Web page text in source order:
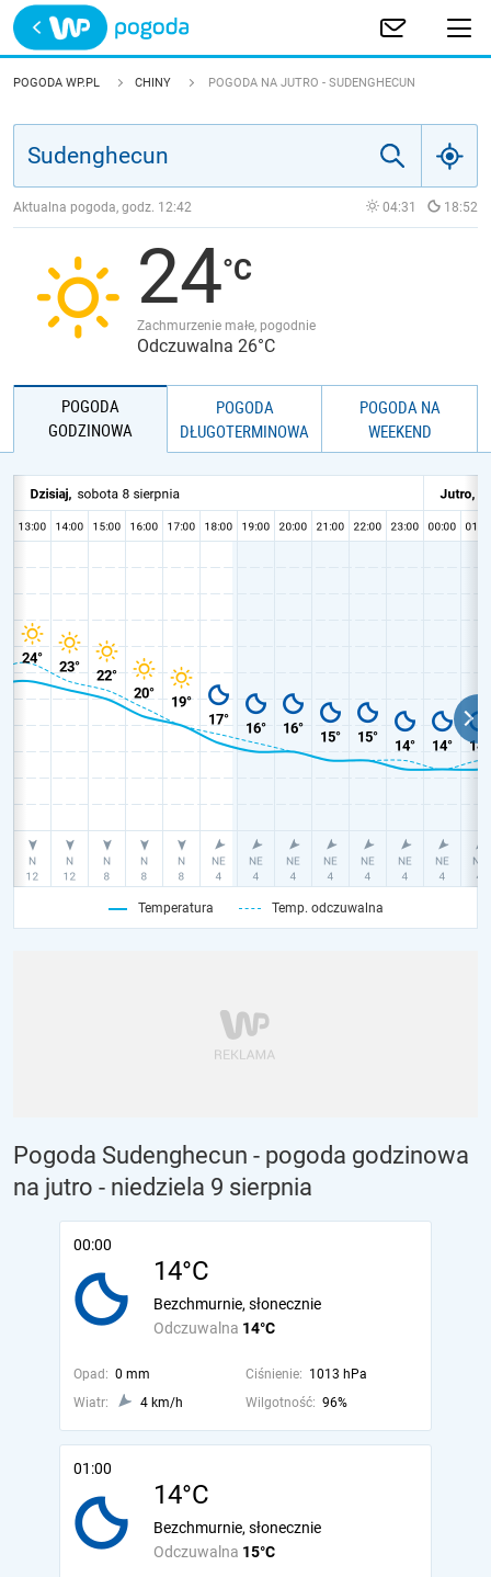
Trwa ładowanie
POLSKA
JAKOŚĆ POWIETRZA
POGODA WP.PL CHINY POGODA NA JUTRO - SUDENGHECUN
Aktualna pogoda, godz. 12:42 04:31 18:52
24
Zachmurzenie małe, pogodnie
Odczuwalna 26°C
POGODA
GODZINOWA
POGODA
DŁUGOTERMINOWA
POGODA NA
WEEKEND
Temperatura Temp. odczuwalna
Pogoda Sudenghecun - pogoda godzinowa
na jutro - niedziela 9 sierpnia
00:00
14°C
Odczuwalna 14°C
Bezchmurnie, słonecznie
Opad: 0 mm Ciśnienie: 1013 hPa
Wiatr:
4 km/h Wilgotność: 96%
01:00
14°C
Odczuwalna 15°C
Bezchmurnie, słonecznie